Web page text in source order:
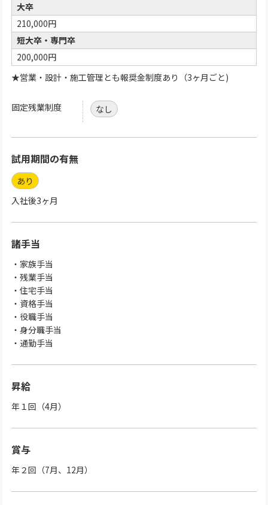
大卒
210,000円
短大卒・専門卒
200,000円
★営業・設計・施工管理とも報奨金制度あり（3ヶ月ごと)
固定残業制度 なし
試用期間の有無
あり
入社後3ヶ月
諸手当
・家族手当
・残業手当
・住宅手当
・資格手当
・役職手当
・身分職手当
・通勤手当
昇給
年１回（4月）
賞与
年２回（7月、12月）